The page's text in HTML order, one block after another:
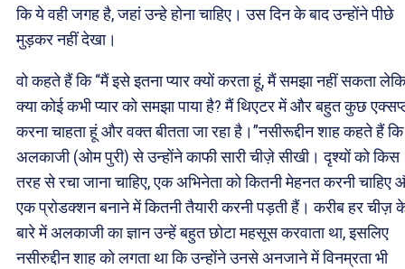
कि ये वही जगह है, जहां उन्हे होना चाहिए। उस दिन के बाद उन्होंने पीछे
मुड़कर नहीं देखा।
वो कहते हैं कि “मैं इसे इतना प्यार क्यों करता हूं, मैं समझा नहीं सकता
क्या कोई कभी प्यार को समझा पाया है? मैं थिएटर में और बहुत कुछ
करना चाहता हूं और वक्त बीतता जा रहा है।”नसीरूद्दीन शाह कहते हैं कि
अलकाजी (ओम पुरी) से उन्होंने काफी सारी चीज़े सीखी। दृश्यों को किस
तरह से रचा जाना चाहिए, एक अभिनेता को कितनी मेहनत करनी चाहिए
एक प्रोडक्शन बनाने में कितनी तैयारी करनी पड़ती हैं। करीब हर चीज़
बारे में अलकाजी का ज्ञान उन्हें बहुत छोटा महसूस करवाता था, इसलिए
नसीरुद्दीन शाह को लगता था कि उन्होंने उनसे अनजाने में विनम्रता भी